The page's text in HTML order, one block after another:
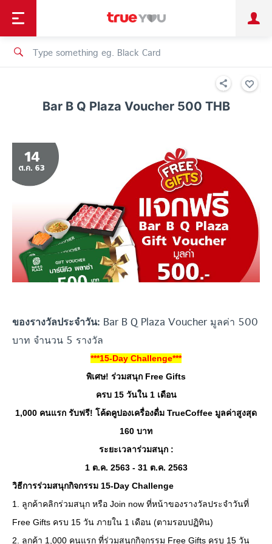
Personal Business
Shopping
เทรนด์เทคโนโลยี
Bar B Q Plaza Voucher 500 THB
ของรางวัลประจำวัน: Bar B Q Plaza Voucher มูลค่า 500
บาท จำนวน 5 รางวัล
***15-Day Challenge***
พิเศษ! ร่วมสนุก Free Gifts
ครบ 15 วันใน 1 เดือน
1,000 คนแรก รับฟรี! โค้ดคูปองเครื่องดื่ม TrueCoffee มูลค่าสูงสุด
160 บาท
ระยะเวลาร่วมสนุก :
1 ต.ค. 2563 - 31 ต.ค. 2563
วิธีการร่วมสนุกกิจกรรม 15-Day Challenge
1. ลูกค้าคลิกร่วมสนุก หรือ Join now ที่หน้าของรางวัลประจำวันที่
Free Gifts ครบ 15 วัน ภายใน 1 เดือน (ตามรอบปฏิทิน)
2. ลูกค้า 1,000 คนแรก ที่ร่วมสนุกกิจกรรม Free Gifts ครบ 15 วัน